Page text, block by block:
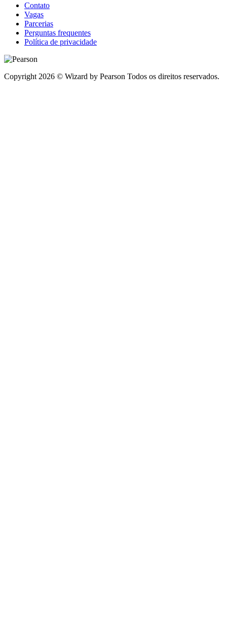
Contato
Vagas
Parcerias
Perguntas frequentes
Política de privacidade
Copyright 2026 © Wizard by Pearson Todos os direitos reservados.